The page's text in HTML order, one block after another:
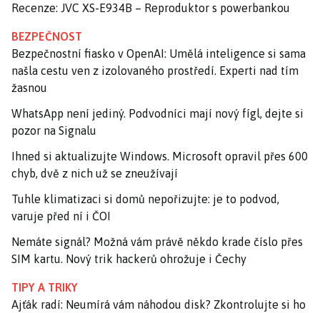
Recenze: JVC XS-E934B – Reproduktor s powerbankou
BEZPEČNOST
Bezpečnostní fiasko v OpenAI: Umělá inteligence si sama
našla cestu ven z izolovaného prostředí. Experti nad tím
žasnou
WhatsApp není jediný. Podvodníci mají nový fígl, dejte si
pozor na Signalu
Ihned si aktualizujte Windows. Microsoft opravil přes 600
chyb, dvě z nich už se zneužívají
Tuhle klimatizaci si domů nepořizujte: je to podvod,
varuje před ní i ČOI
Nemáte signál? Možná vám právě někdo krade číslo přes
SIM kartu. Nový trik hackerů ohrožuje i Čechy
TIPY A TRIKY
Ajťák radí: Neumírá vám náhodou disk? Zkontrolujte si ho